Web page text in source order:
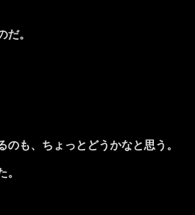
。
も、ちょっとどうかなと思う。